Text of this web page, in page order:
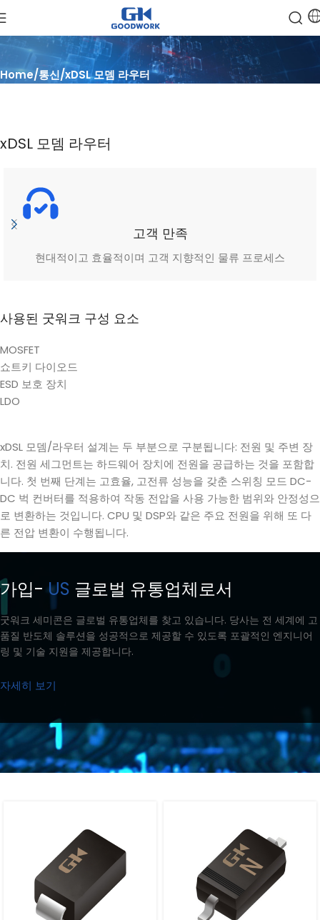
Home 통신 xDSL 모뎀 라우터
xDSL 모뎀 라우터
고객 만족
현대적이고 효율적이며 고객 지향적인 물류 프로세스
사용된 굿워크 구성 요소
MOSFET
쇼트키 다이오드
ESD 보호 장치
LDO
xDSL 모뎀/라우터 설계는 두 부분으로 구분됩니다: 전원 및 주변 장
치. 전원 세그먼트는 하드웨어 장치에 전원을 공급하는 것을 포함합
니다. 첫 번째 단계는 고효율, 고전류 성능을 갖춘 스위칭 모드 DC-
DC 벅 컨버터를 적용하여 작동 전압을 사용 가능한 범위와 안정성으
로 변환하는 것입니다. CPU 및 DSP와 같은 주요 전원을 위해 또 다
른 전압 변환이 수행됩니다.
가입- US 글로벌 유통업체로서
굿워크 세미콘은 글로벌 유통업체를 찾고 있습니다. 당사는 전 세계에 고
품질 반도체 솔루션을 성공적으로 제공할 수 있도록 포괄적인 엔지니어
링 및 기술 지원을 제공합니다.
자세히 보기